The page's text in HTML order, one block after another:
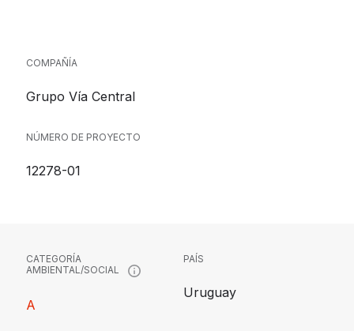
COMPAÑÍA
Grupo Vía Central
NÚMERO DE PROYECTO
12278-01
CATEGORÍA
AMBIENTAL/SOCIAL
A
PAÍS
Uruguay